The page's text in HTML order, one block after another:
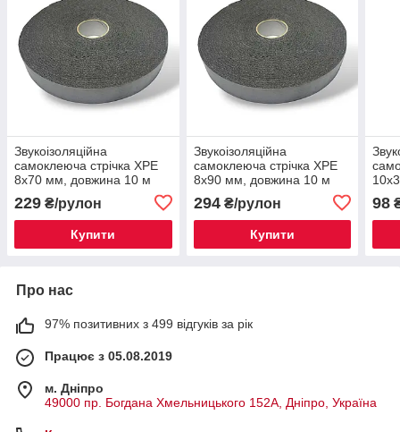
Звукоізоляційна
самоклеюча стрічка XPE
8х70 мм, довжина 10 м
229 ₴/рулон
Купити
Звукоізоляційна
самоклеюча стрічка XPE
8х90 мм, довжина 10 м
294₴/рулон
Купити
98
Про нас
97% позитивних з 499 відгуків за рік
Працює з 05.08.2019
м. Дніпро
49000 пр. Богдана Хмельницького 152А, Дніпро, Україна